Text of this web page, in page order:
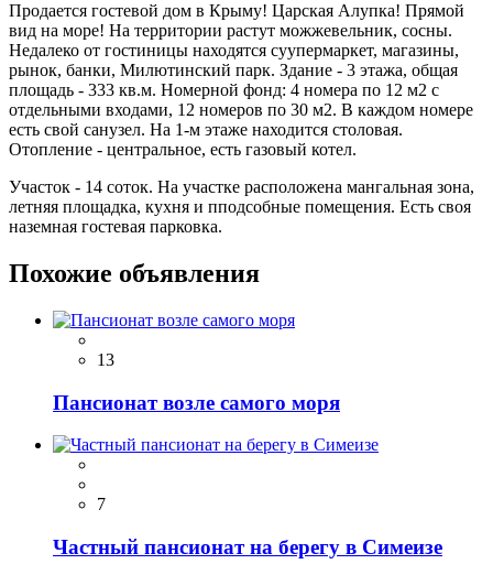
Продается гостевой дом в Крыму! Царская Алупка! Прямой
вид на море! На территории растут можжевельник, сосны.
Недалеко от гостиницы находятся суупермаркет, магазины,
рынок, банки, Милютинский парк. Здание - 3 этажа, общая
площадь - 333 кв.м. Номерной фонд: 4 номера по 12 м2 с
отдельными входами, 12 номеров по 30 м2. В каждом номере
есть свой санузел. На 1-м этаже находится столовая.
Отопление - центральное, есть газовый котел.
Участок - 14 соток. На участке расположена мангальная зона,
летняя площадка, кухня и пподсобные помещения. Есть своя
наземная гостевая парковка.
Похожие объявления
13
Пансионат возле самого моря
7
Частный пансионат на берегу в Симеизе